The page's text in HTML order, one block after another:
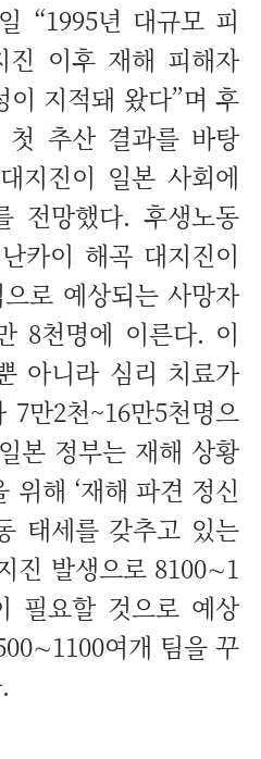
“1995년 대규모 피
진 이후 재해 피해자
지적돼 왔다”며 후
첫 추산 결과를 바탕
지진이 일본 사회에
전망했다. 후생노동
카이 해곡 대지진이
로 예상되는 사망자
8천명에 이른다. 이
아니라 심리 치료가
만2천~16만5천명으
본 정부는 재해 상황
위해 ‘재해 파견 정신
태세를 갖추고 있는
진 발생으로 8100∼1
필요할 것으로 예상
여개 팀을 꾸